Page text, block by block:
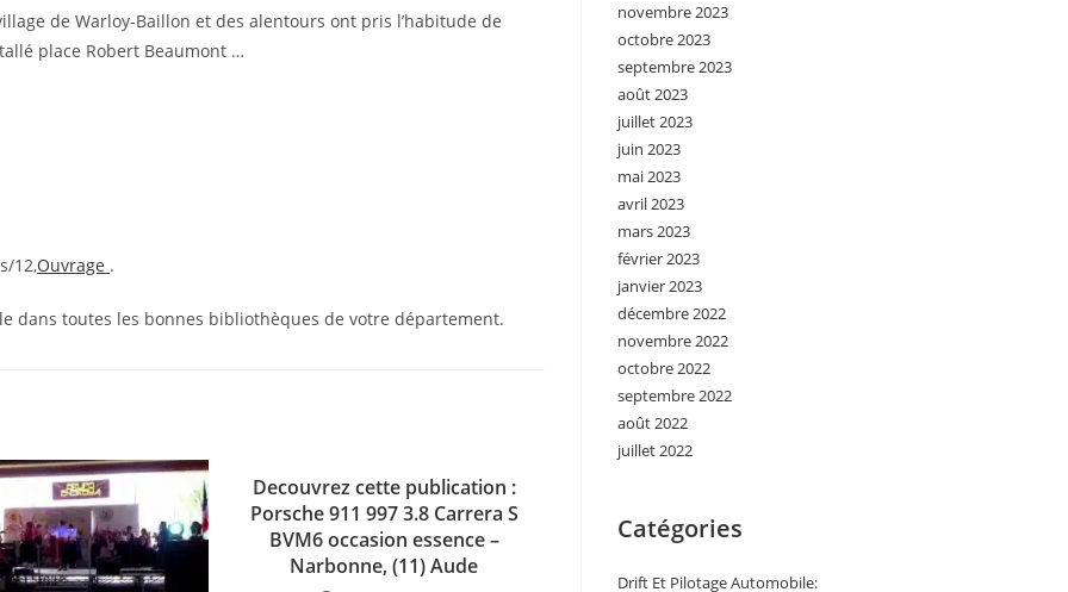
de Warloy-Baillon et des alentours ont pris l’habitude de
place Robert Beaumont …
12,Ouvrage .
dans toutes les bonnes bibliothèques de votre département.
Decouvrez cette publication :
Porsche 911 997 3.8 Carrera S
BVM6 occasion essence –
Narbonne, (11) Aude
novembre 2023
octobre 2023
septembre 2023
août 2023
juillet 2023
juin 2023
mai 2023
avril 2023
mars 2023
février 2023
janvier 2023
décembre 2022
novembre 2022
octobre 2022
septembre 2022
août 2022
juillet 2022
Catégories
Drift Et Pilotage Automobile: